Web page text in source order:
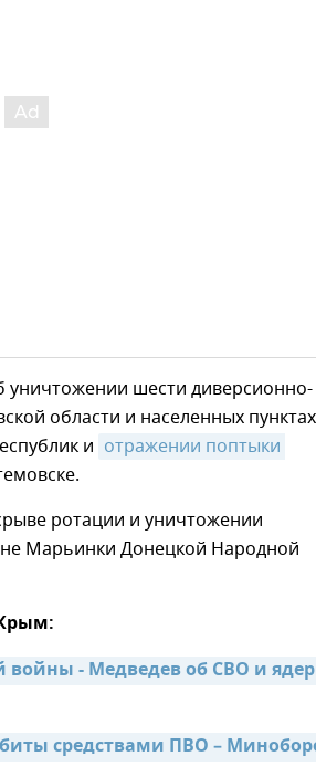
шести диверсионно-
области и населенных пунктах
и отражении поптыки
ротации и уничтожении
Марьинки Донецкой Народной
войны - Медведев об СВО и
средствами ПВО –